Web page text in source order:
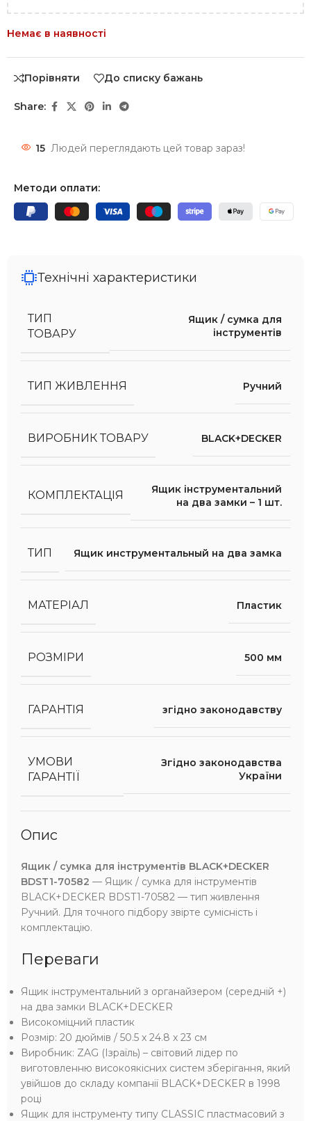
Немає в наявності
Порівняти До списку бажань
Share:
15 Людей переглядають цей товар зараз!
Методи оплати:
Технічні характеристики
ТИП
ТОВАРУ
Ящик / сумка для
інструментів
ТИП ЖИВЛЕННЯ Ручний
ВИРОБНИК ТОВАРУ BLACK+DECKER
КОМПЛЕКТАЦІЯ
Ящик інструментальний
на два замки – 1 шт.
ТИП Ящик инструментальный на два замка
МАТЕРІАЛ Пластик
РОЗМІРИ 500 мм
ГАРАНТІЯ згідно законодавству
УМОВИ
ГАРАНТІЇ
Згідно законодавства
України
Опис
Ящик / сумка для інструментів BLACK+DECKER
BDST1-70582 — Ящик / сумка для інструментів
BLACK+DECKER BDST1-70582 — тип живлення
Ручний. Для точного підбору звірте сумісність і
комплектацію.
Переваги
Ящик інструментальний з органайзером (середній +)
на два замки BLACK+DECKER
Високоміцний пластик
Розмір: 20 дюймів / 50.5 x 24.8 x 23 см
Виробник: ZAG (Ізраїль) – світовий лідер по
виготовленню високоякісних систем зберігання, який
увійшов до складу компанії BLACK+DECKER в 1998
році
Ящик для інструменту типу CLASSIC пластмасовий з